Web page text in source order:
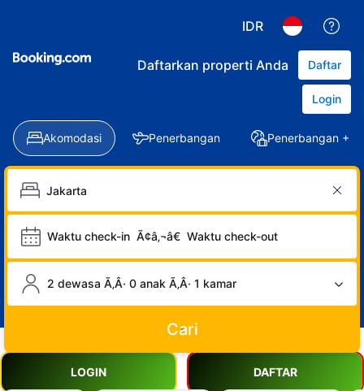
IDR
Daftarkan properti Anda Daftar
Login
Akomodasi Penerbangan Penerbangan +
Waktu check-in Ã¢â‚¬â€ Waktu check-out
2 dewasa Ã‚Â· 0 anak Ã‚Â· 1 kamar
Cari
LOGIN DAFTAR